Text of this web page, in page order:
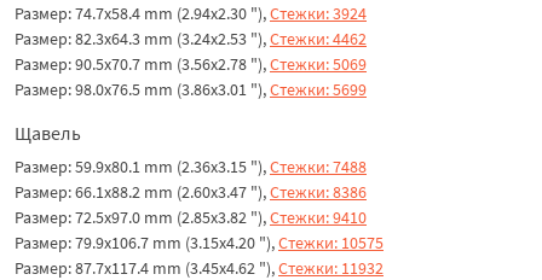
Размер: 74.7x58.4 mm (2.94x2.30 "),Стежки: 3924
Размер: 82.3x64.3 mm (3.24x2.53 "),Стежки: 4462
Размер: 90.5x70.7 mm (3.56x2.78 "),Стежки: 5069
Размер: 98.0x76.5 mm (3.86x3.01 "),Стежки: 5699
Щавель
Размер: 59.9x80.1 mm (2.36x3.15 "),Стежки: 7488
Размер: 66.1x88.2 mm (2.60x3.47 "),Стежки: 8386
Размер: 72.5x97.0 mm (2.85x3.82 "),Стежки: 9410
Размер: 79.9x106.7 mm (3.15x4.20 "),Стежки: 10575
Размер: 87.7x117.4 mm (3.45x4.62 "),Стежки: 11932